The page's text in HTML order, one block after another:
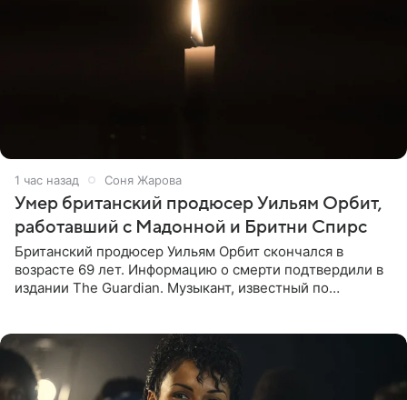
1 час назад Соня Жарова
Умер британский продюсер Уильям Орбит,
работавший с Мадонной и Бритни Спирс
Британский продюсер Уильям Орбит скончался в
возрасте 69 лет. Информацию о смерти подтвердили в
издании The Guardian. Музыкант, известный по